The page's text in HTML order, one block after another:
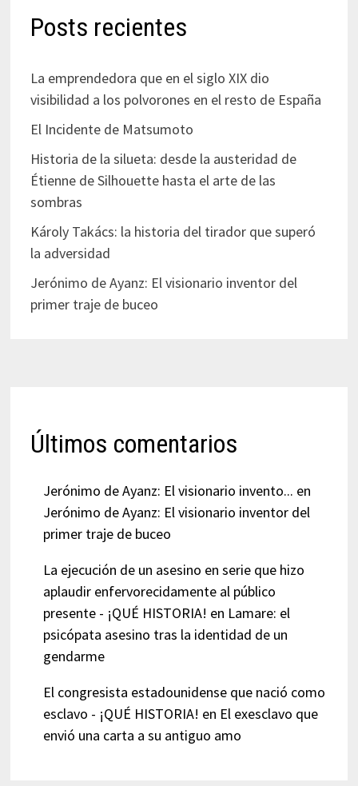
Posts recientes
La emprendedora que en el siglo XIX dio
visibilidad a los polvorones en el resto de España
El Incidente de Matsumoto
Historia de la silueta: desde la austeridad de
Étienne de Silhouette hasta el arte de las
sombras
Károly Takács: la historia del tirador que superó
la adversidad
Jerónimo de Ayanz: El visionario inventor del
primer traje de buceo
Últimos comentarios
Jerónimo de Ayanz: El visionario invento... en
Jerónimo de Ayanz: El visionario inventor del
primer traje de buceo
La ejecución de un asesino en serie que hizo
aplaudir enfervorecidamente al público
presente - ¡QUÉ HISTORIA! en Lamare: el
psicópata asesino tras la identidad de un
gendarme
El congresista estadounidense que nació como
esclavo - ¡QUÉ HISTORIA! en El exesclavo que
envió una carta a su antiguo amo